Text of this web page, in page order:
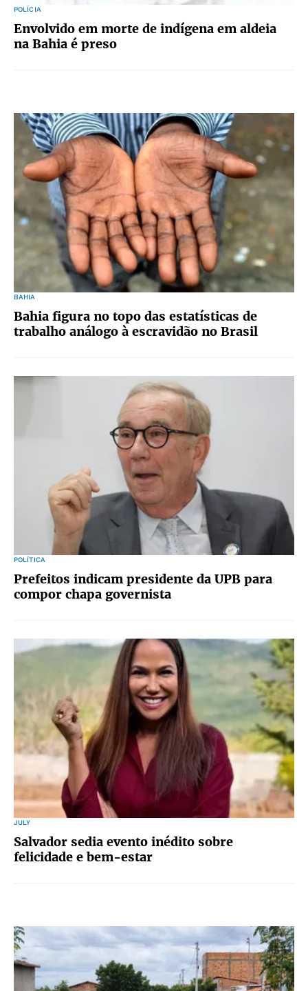
POLÍCIA
Envolvido em morte de indígena em aldeia
na Bahia é preso
BAHIA
Bahia figura no topo das estatísticas de
trabalho análogo à escravidão no Brasil
POLÍTICA
Prefeitos indicam presidente da UPB para
compor chapa governista
JULY
Salvador sedia evento inédito sobre
felicidade e bem-estar